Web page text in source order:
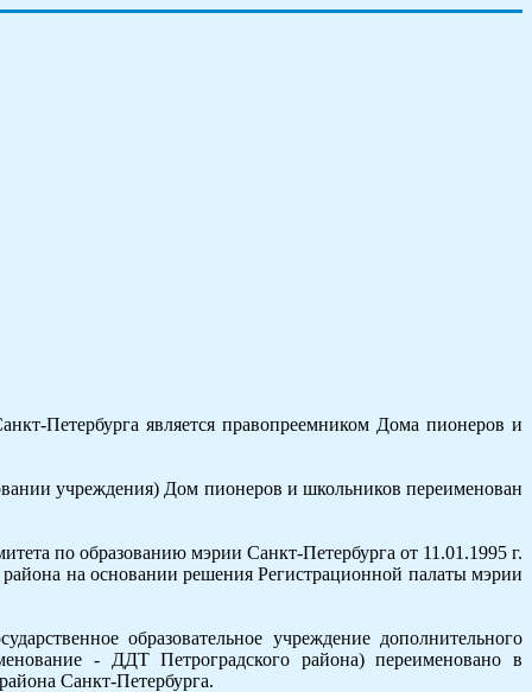
Петербурга является правопреемником Дома пионеров и
учреждения) Дом пионеров и школьников переименован
по образованию мэрии Санкт-Петербурга от 11.01.1995 г.
района на основании решения Регистрационной палаты мэрии
образовательное учреждение дополнительного
- ДДТ Петроградского района) переименовано в
Санкт-Петербурга.